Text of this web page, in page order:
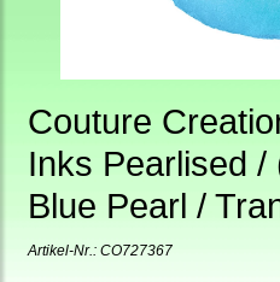
Couture
Inks Pearlised
Blue Pearl /
Artikel-Nr.: CO727367